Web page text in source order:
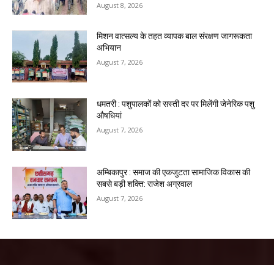
August 8, 2026
मिशन वात्सल्य के तहत व्यापक बाल संरक्षण जागरूकता
अभियान
August 7, 2026
धमतरी : पशुपालकों को सस्ती दर पर मिलेंगी जेनेरिक पशु
औषधियां
August 7, 2026
अम्बिकापुर : समाज की एकजुटता सामाजिक विकास की
सबसे बड़ी शक्ति: राजेश अग्रवाल
August 7, 2026